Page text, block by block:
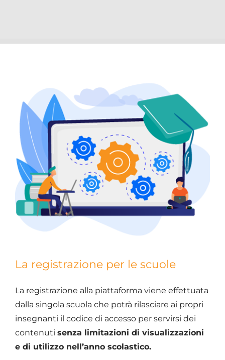
La registrazione per le scuole
La registrazione alla piattaforma viene effettuata
dalla singola scuola che potrà rilasciare ai propri
insegnanti il codice di accesso per servirsi dei
contenuti senza limitazioni di visualizzazioni
e di utilizzo nell’anno scolastico.